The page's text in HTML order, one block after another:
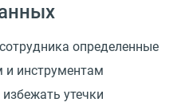
определенные
и инструментам
утечки